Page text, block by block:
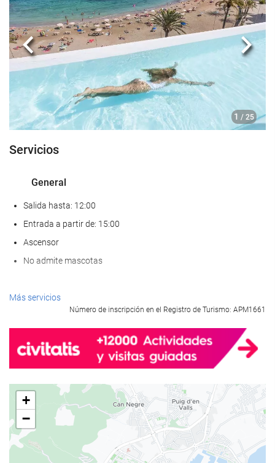
1 / 25
Anterior
Servicios
General
Salida hasta: 12:00
Entrada a partir de: 15:00
Ascensor
No admite mascotas
Servicios de recepción
Comida y bebida
Restaurante a la carta
Bar
Bienestar
Más servicios
Número de inscripción en el Registro de Turismo: APM1661
+
−